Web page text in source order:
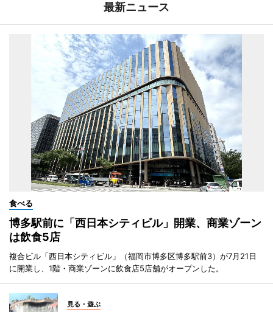
最新ニュース
食べる
博多駅前に「西日本シティビル」開業、商業ゾーン
は飲食5店
複合ビル「西日本シティビル」（福岡市博多区博多駅前3）が7月21日
に開業し、1階・商業ゾーンに飲食店5店舗がオープンした。
見る・遊ぶ